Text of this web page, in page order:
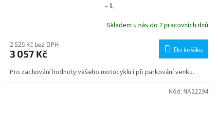
- L
Skladem u nás do 7 pracovních dnů
2 526 Kč bez DPH
3 057 Kč Do košíku
Pro zachování hodnoty vašeho motocyklu i při parkování venku.
Kód: NA22294